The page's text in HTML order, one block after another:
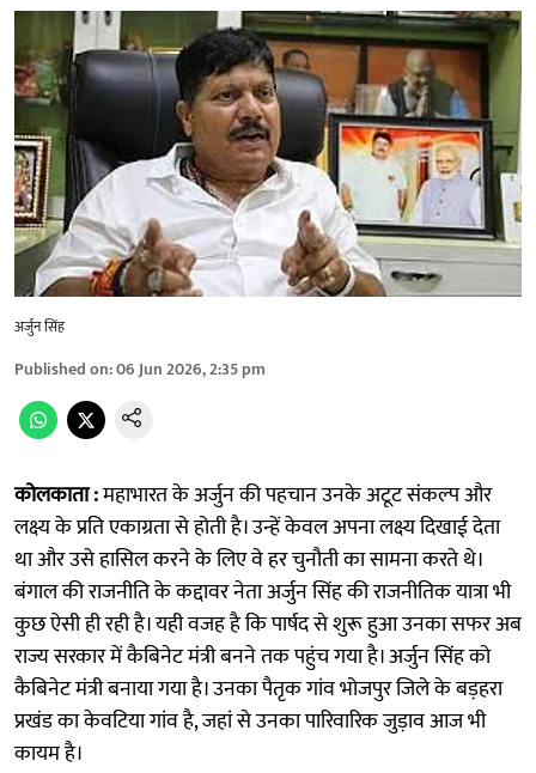
अर्जुन सिंह
Published on:06 Jun 2026, 2:35 pm
कोलकाता :महाभारत के अर्जुन की पहचान उनके अटूट संकल्प और
लक्ष्य के प्रति एकाग्रता से होती है। उन्हें केवल अपना लक्ष्य दिखाई देता
था और उसे हासिल करने के लिए वे हर चुनौती का सामना करते थे।
बंगाल की राजनीति के कद्दावर नेता अर्जुन सिंह की राजनीतिक यात्रा भी
कुछ ऐसी ही रही है। यही वजह है कि पार्षद से शुरू हुआ उनका सफर अब
राज्य सरकार में कैबिनेट मंत्री बनने तक पहुंच गया है। अर्जुन सिंह को
कैबिनेट मंत्री बनाया गया है। उनका पैतृक गांव भोजपुर जिले के बड़हरा
प्रखंड का केवटिया गांव है, जहां से उनका पारिवारिक जुड़ाव आज भी
कायम है।